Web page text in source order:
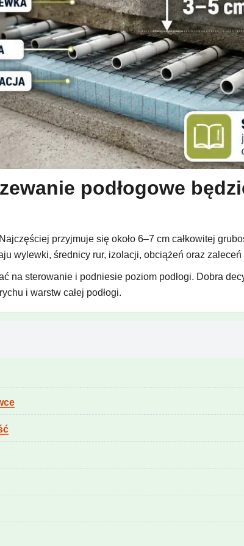
podłogowe
przyjmuje się około 6–7 cm całkowitej
wylewki, średnicy rur, izolacji, obciążeń oraz zaleceń
na sterowanie i podniesie poziom podłogi. Dobra
i warstw całej podłogi.